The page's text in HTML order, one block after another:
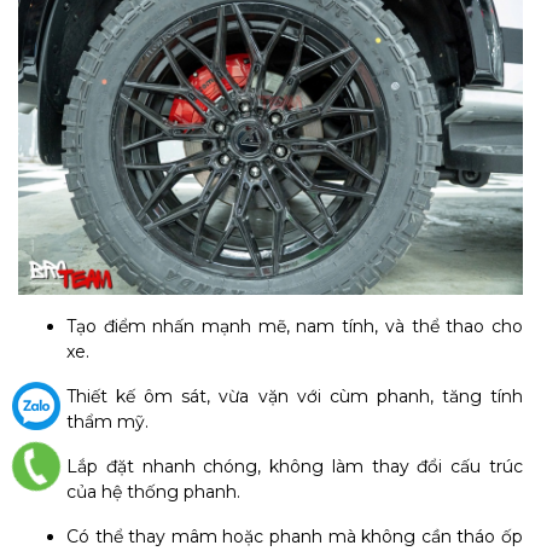
Tạo điểm nhấn mạnh mẽ, nam tính, và thể thao cho
xe.
Thiết kế ôm sát, vừa vặn với cùm phanh, tăng tính
thẩm mỹ.
Lắp đặt nhanh chóng, không làm thay đổi cấu trúc
của hệ thống phanh.
Có thể thay mâm hoặc phanh mà không cần tháo ốp